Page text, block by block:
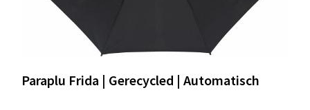
Paraplu Frida | Gerecycled | Automatisch